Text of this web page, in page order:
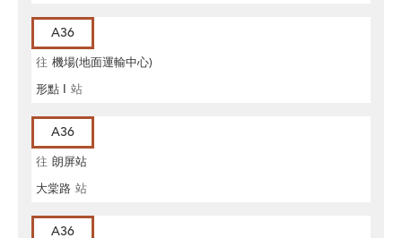
A36
往 機場(地面運輸中心)
形點 I 站
A36
往 朗屏站
大棠路 站
A36